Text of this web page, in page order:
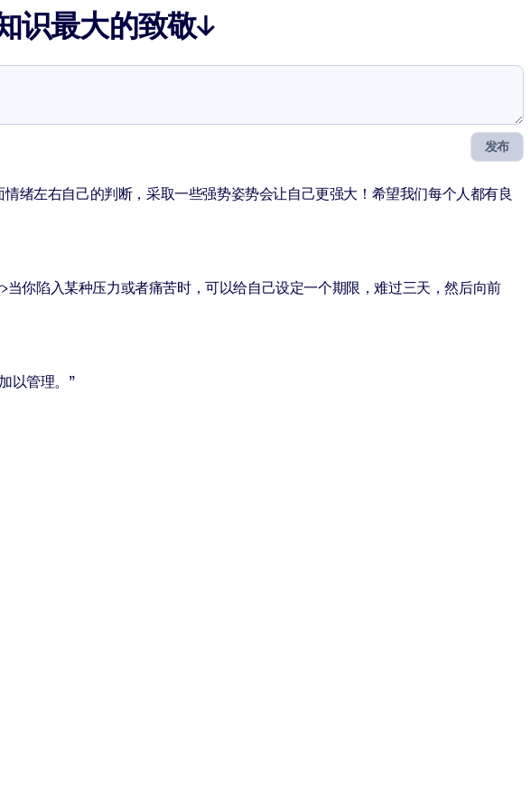
识最大的致敬↓
发布
绪左右自己的判断，采取一些强势姿势会让自己更强大！希望我们每个人都有良
你陷入某种压力或者痛苦时，可以给自己设定一个期限，难过三天，然后向前
以管理。”